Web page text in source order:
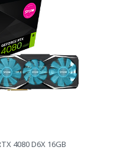
4080 D6X 16GB